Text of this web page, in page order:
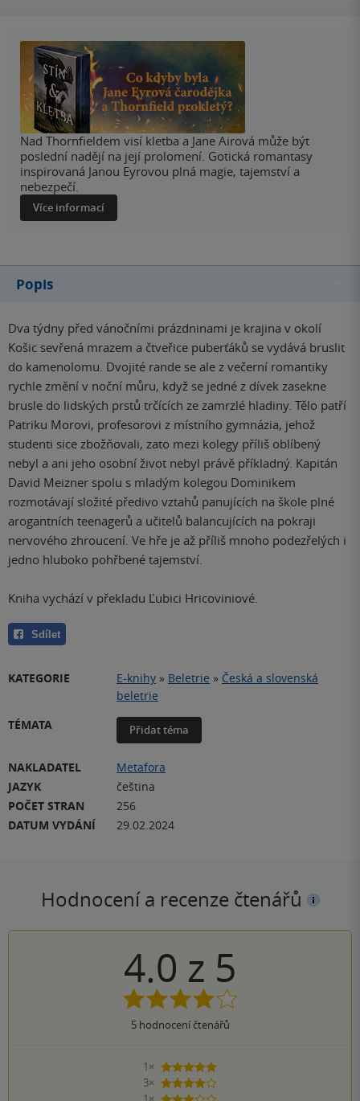
Nad Thornfieldem visí kletba a Jane Airová může být
poslední nadějí na její prolomení. Gotická romantasy
inspirovaná Janou Eyrovou plná magie, tajemství a
nebezpečí.
Více informací
Popis
Dva týdny před vánočními prázdninami je krajina v okolí
Košic sevřená mrazem a čtveřice puberťáků se vydává bruslit
do kamenolomu. Dvojité rande se ale z večerní romantiky
rychle změní v noční můru, když se jedné z dívek zasekne
brusle do lidských prstů trčících ze zamrzlé hladiny. Tělo patří
Patriku Morovi, profesorovi z místního gymnázia, jehož
studenti sice zbožňovali, zato mezi kolegy příliš oblíbený
nebyl a ani jeho osobní život nebyl právě příkladný. Kapitán
David Meizner spolu s mladým kolegou Dominikem
rozmotávají složité předivo vztahů panujících na škole plné
arogantních teenagerů a učitelů balancujících na pokraji
nervového zhroucení. Ve hře je až příliš mnoho podezřelých i
jedno hluboko pohřbené tajemství.
Kniha vychází v překladu Ľubici Hricoviniové.
Sdílet
KATEGORIE E-knihy » Beletrie » Česká a slovenská
beletrie
TÉMATA
Přidat téma
NAKLADATEL
Metafora
JAZYK
čeština
POČET STRAN
256
DATUM VYDÁNÍ
29.02.2024
Hodnocení a recenze čtenářů
4.0 z 5
5hodnocení čtenářů
1×
5 hvězdiček
3×
4 hvězdičky